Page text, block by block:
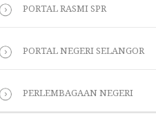
PORTAL RASMI SPR
PORTAL NEGERI SELANGOR
PERLEMBAGAAN NEGERI